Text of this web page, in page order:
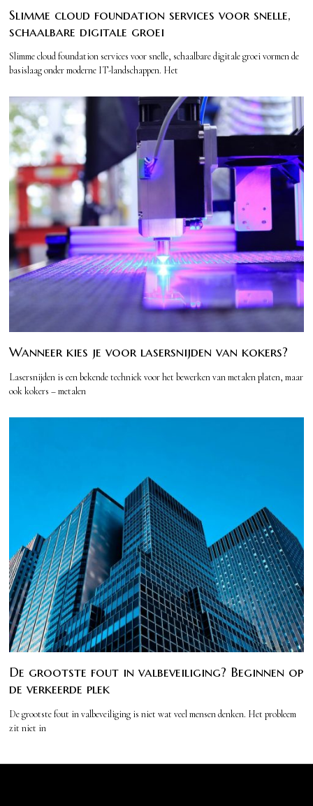
Slimme cloud foundation services voor snelle,
schaalbare digitale groei
Slimme cloud foundation services voor snelle, schaalbare digitale groei vormen de
basislaag onder moderne IT-landschappen. Het
Wanneer kies je voor lasersnijden van kokers?
Lasersnijden is een bekende techniek voor het bewerken van metalen platen, maar
ook kokers – metalen
De grootste fout in valbeveiliging? Beginnen op
de verkeerde plek
De grootste fout in valbeveiliging is niet wat veel mensen denken. Het probleem
zit niet in